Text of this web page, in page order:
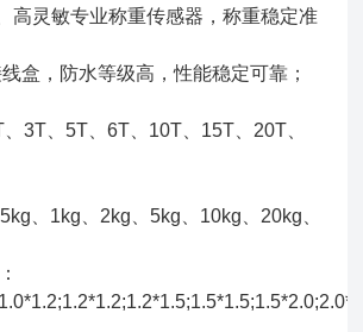
高灵敏专业称重传感器，称重稳定准
盒，防水等级高，性能稳定可靠；
3T、5T、6T、10T、15T、20T、
、1kg、2kg、5kg、10kg、20kg、